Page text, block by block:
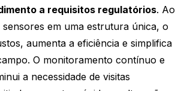
a requisitos regulatórios. Ao
em uma estrutura única, o
aumenta a eficiência e simplifica
O monitoramento contínuo e
a necessidade de visitas